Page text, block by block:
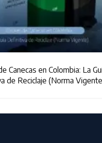
Canecas en Colombia: La
de Reciclaje (Norma